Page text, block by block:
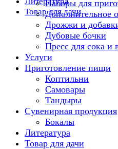
Товар для дачи
Наборы для
Дополнительное
Дрожжи и
Дубовые бочки
Пресс для сока и
Услуги
Приготовление пищи
Коптильни
Самовары
Тандыры
Сувенирная продукция
Бокалы
Литература
Товар для дачи